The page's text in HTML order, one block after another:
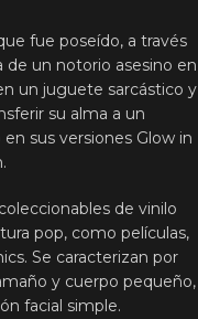
fue poseído, a través
de un notorio asesino en
un juguete sarcástico y
su alma a un
sus versiones Glow in
de vinilo
pop, como películas,
Se caracterizan por
y cuerpo pequeño,
facial simple.